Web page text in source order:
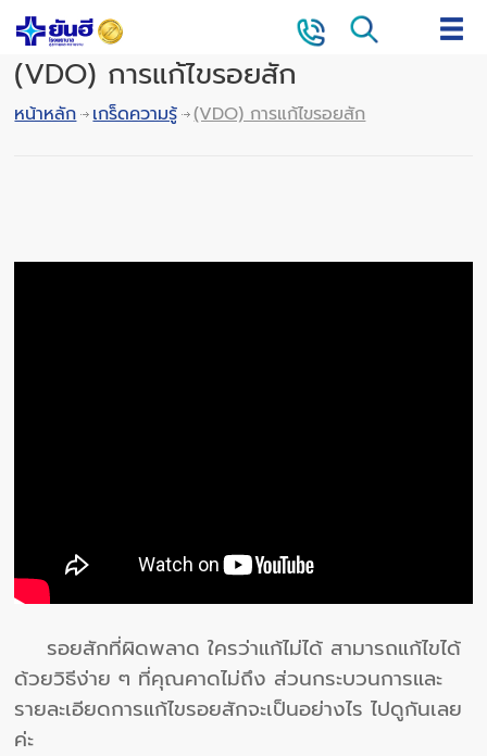
(VDO) การแก้ไขรอยสัก
หน้าหลัก เกร็ดความรู้ (VDO) การแก้ไขรอยสัก
รอยสักที่ผิดพลาด ใครว่าแก้ไม่ได้ สามารถแก้ไขได้
ด้วยวิธีง่าย ๆ ที่คุณคาดไม่ถึง ส่วนกระบวนการและ
รายละเอียดการแก้ไขรอยสักจะเป็นอย่างไร ไปดูกันเลย
ค่ะ